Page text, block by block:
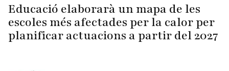
Educació elaborarà un mapa de les
escoles més afectades per la calor per
planificar actuacions a partir del 2027